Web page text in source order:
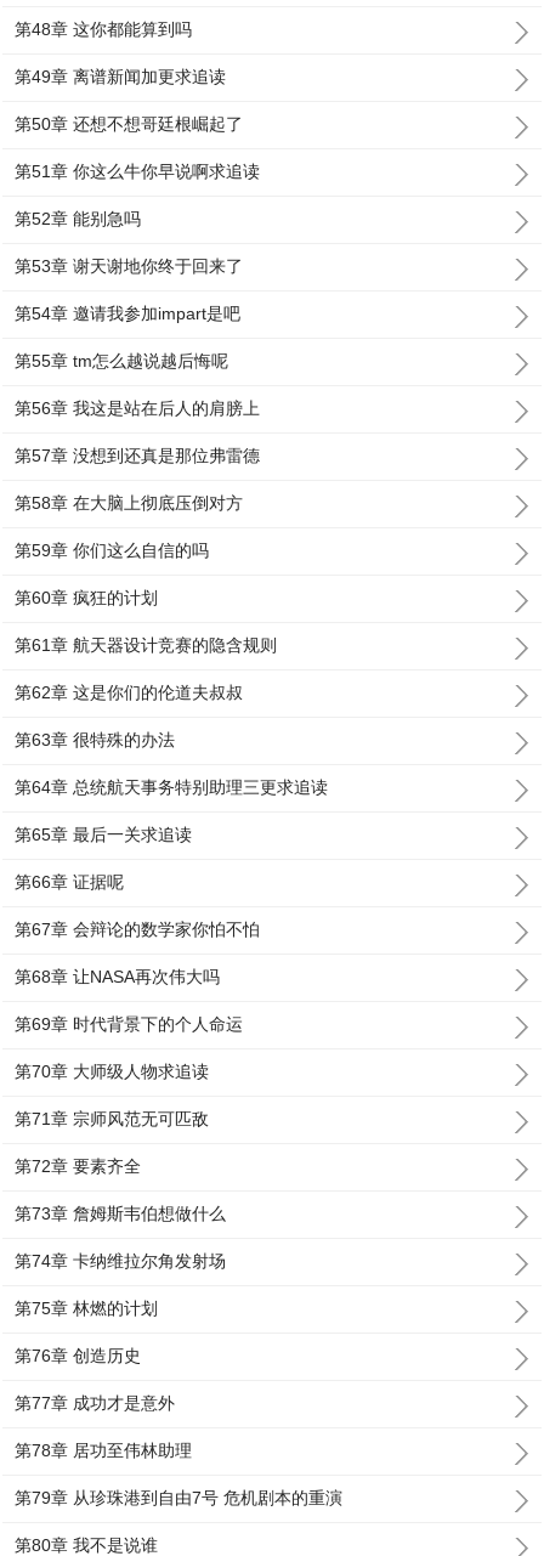
第48章 这你都能算到吗
第49章 离谱新闻加更求追读
第50章 还想不想哥廷根崛起了
第51章 你这么牛你早说啊求追读
第52章 能别急吗
第53章 谢天谢地你终于回来了
第54章 邀请我参加impart是吧
第55章 tm怎么越说越后悔呢
第56章 我这是站在后人的肩膀上
第57章 没想到还真是那位弗雷德
第58章 在大脑上彻底压倒对方
第59章 你们这么自信的吗
第60章 疯狂的计划
第61章 航天器设计竞赛的隐含规则
第62章 这是你们的伦道夫叔叔
第63章 很特殊的办法
第64章 总统航天事务特别助理三更求追读
第65章 最后一关求追读
第66章 证据呢
第67章 会辩论的数学家你怕不怕
第68章 让NASA再次伟大吗
第69章 时代背景下的个人命运
第70章 大师级人物求追读
第71章 宗师风范无可匹敌
第72章 要素齐全
第73章 詹姆斯韦伯想做什么
第74章 卡纳维拉尔角发射场
第75章 林燃的计划
第76章 创造历史
第77章 成功才是意外
第78章 居功至伟林助理
第79章 从珍珠港到自由7号 危机剧本的重演
第80章 我不是说谁